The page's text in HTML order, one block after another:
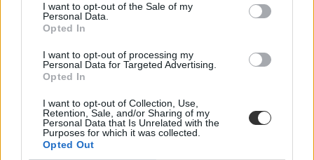
I want to opt-out of the Sale of my
Personal Data.
Opted In
I want to opt-out of processing my
Personal Data for Targeted Advertising.
Opted In
I want to opt-out of Collection, Use,
Retention, Sale, and/or Sharing of my
Personal Data that Is Unrelated with the
Purposes for which it was collected.
Opted Out